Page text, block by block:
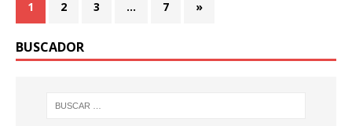
1 2 3 … 7 »
BUSCADOR